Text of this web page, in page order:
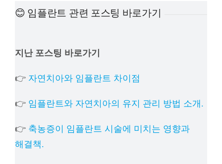
😊 임플란트 관련 포스팅 바로가기
지난 포스팅 바로가기
👉 자연치아와 임플란트 차이점
👉 임플란트와 자연치아의 유지 관리 방법 소개.
👉 축농증이 임플란트 시술에 미치는 영향과
해결책.